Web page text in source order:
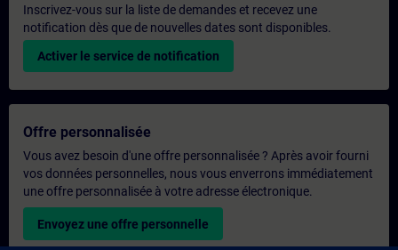
Inscrivez-vous sur la liste de demandes et recevez une
notification dès que de nouvelles dates sont disponibles.
Activer le service de notification
Offre personnalisée
Vous avez besoin d'une offre personnalisée ? Après avoir fourni
vos données personnelles, nous vous enverrons immédiatement
une offre personnalisée à votre adresse électronique.
Envoyez une offre personnelle